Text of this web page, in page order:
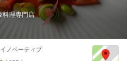
料理専門店
ノベーティブ